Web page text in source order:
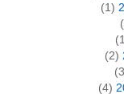
(1)
(2)
(4)